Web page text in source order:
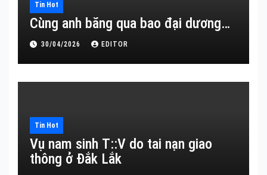
Tin Hot
Cùng anh băng qua bao đại dương…
30/04/2026 EDITOR
Tin Hot
Vụ nam sinh T::V do tai nạn giao
thông ở Đắk Lắk